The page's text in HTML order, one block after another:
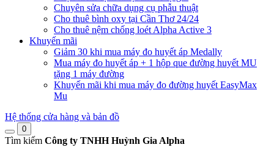
Chuyên sửa chữa dụng cụ phẫu thuật
Cho thuê bình oxy tại Cần Thơ 24/24
Cho thuê nệm chống loét Alpha Active 3
Khuyến mãi
Giảm 30 khi mua máy đo huyết áp Medally
Mua máy đo huyết áp + 1 hộp que đường huyết MU
tặng 1 máy đường
Khuyến mãi khi mua máy đo đường huyết EasyMax
Mu
Hệ thống cửa hàng và bản đồ
0
Tìm kiếm Công ty TNHH Huỳnh Gia Alpha